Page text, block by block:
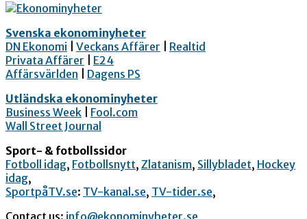
Svenska ekonominyheter
DN Ekonomi
Veckans Affärer
Realtid
Privata Affärer
E24
Affärsvärlden
Dagens PS
Utländska ekonominyheter
Business Week
Fool.com
Wall Street Journal
Sport- & fotbollssidor
Fotboll idag, Fotbollsnytt, Zlatanism, Sillybladet, Hockey
idag,
SportpåTV.se: TV-kanal.se, TV-tider.se,